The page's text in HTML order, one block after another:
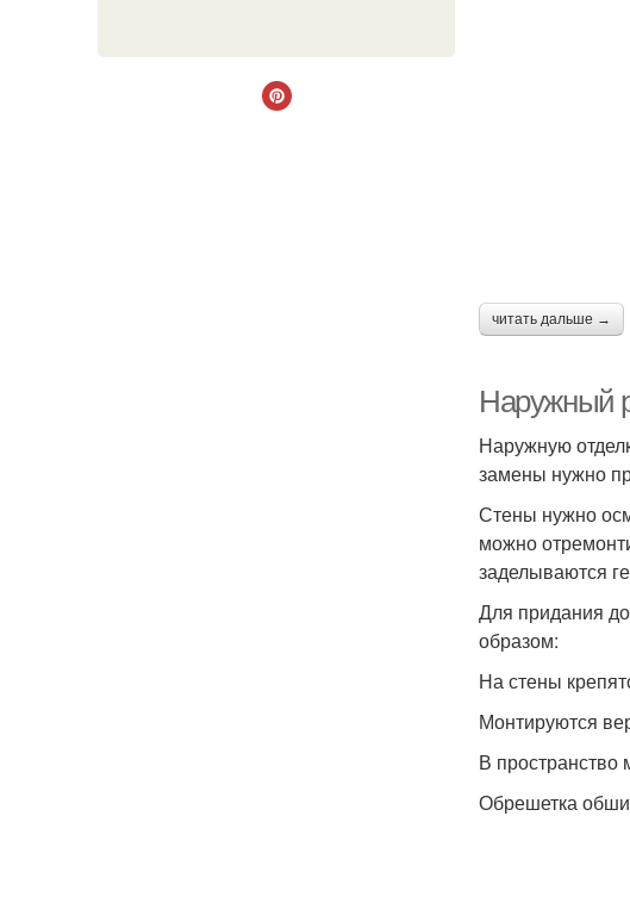
читать дальше →
Наружный
Наружную
замены нужно
Стены нужно
можно
заделываются
Для придания
образом:
На стены
Монтируются
В
Обрешетка